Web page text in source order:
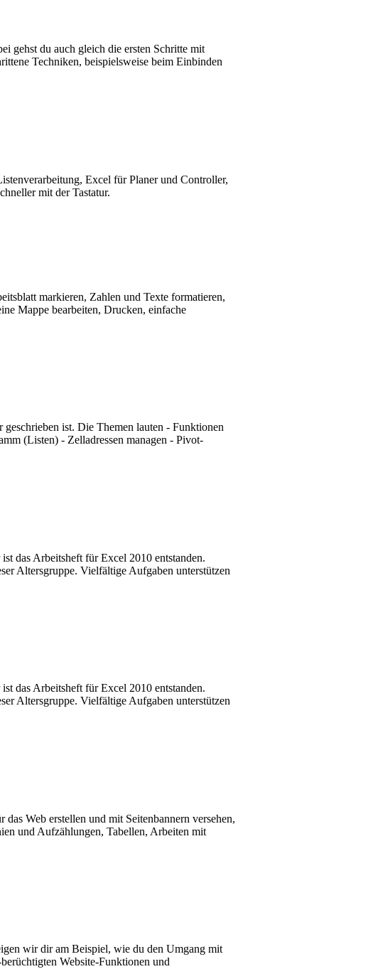
gehst du auch gleich die ersten Schritte mit
Techniken, beispielsweise beim Einbinden
Excel für Planer und Controller,
mit der Tastatur.
markieren, Zahlen und Texte formatieren,
Mappe bearbeiten, Drucken, einfache
ist. Die Themen lauten - Funktionen
(Listen) - Zelladressen managen - Pivot-
das Arbeitsheft für Excel 2010 entstanden.
Altersgruppe. Vielfältige Aufgaben unterstützen
das Arbeitsheft für Excel 2010 entstanden.
Altersgruppe. Vielfältige Aufgaben unterstützen
Web erstellen und mit Seitenbannern versehen,
und Aufzählungen, Tabellen, Arbeiten mit
wir dir am Beispiel, wie du den Umgang mit
Website-Funktionen und